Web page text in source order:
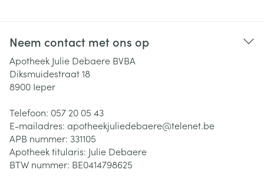
Neem contact met ons op
Apotheek Julie Debaere BVBA
Diksmuidestraat 18
8900 Ieper
Telefoon: 057 20 05 43
E-mailadres: apotheekjuliedebaere@telenet.be
APB nummer: 331105
Apotheek titularis: Julie Debaere
BTW nummer: BE0414798625